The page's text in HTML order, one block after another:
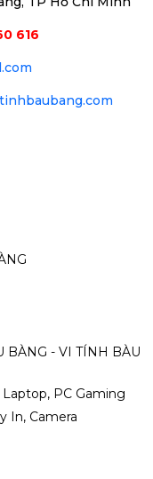
x4 |
CITY E1000
VL21T00 QSD
616
BÀNG - VI TÍNH BÀU
PC Gaming
In, Camera